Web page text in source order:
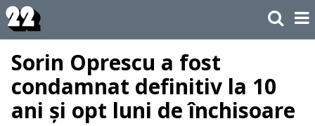
Sorin Oprescu a fost
condamnat definitiv la 10
ani și opt luni de închisoare